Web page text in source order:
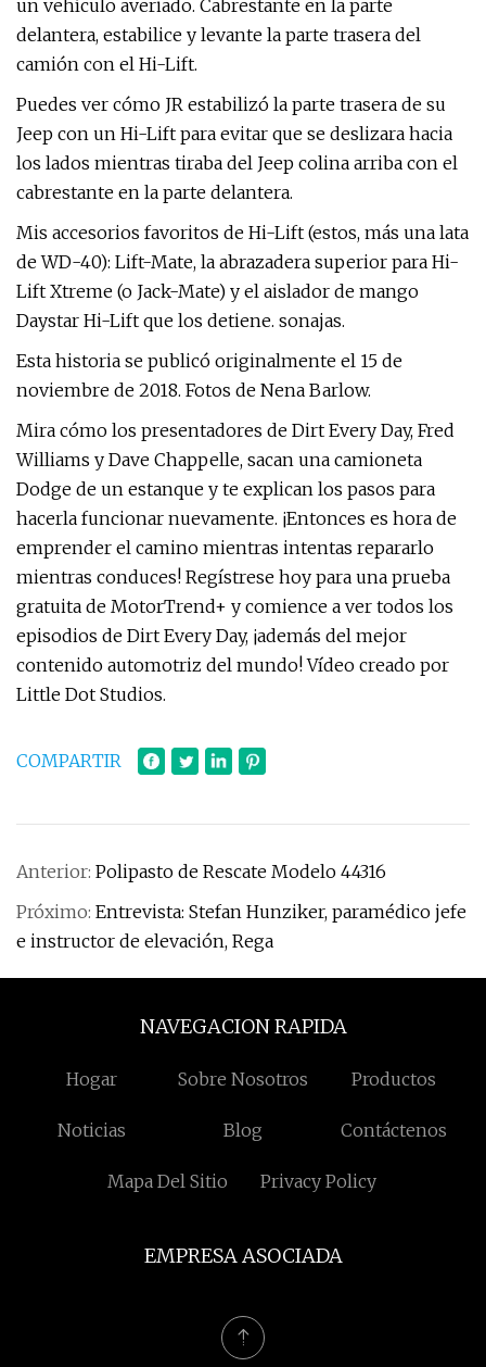
un vehículo averiado. Cabrestante en la parte
delantera, estabilice y levante la parte trasera del
camión con el Hi-Lift.
Puedes ver cómo JR estabilizó la parte trasera de su
Jeep con un Hi-Lift para evitar que se deslizara hacia
los lados mientras tiraba del Jeep colina arriba con el
cabrestante en la parte delantera.
Mis accesorios favoritos de Hi-Lift (estos, más una lata
de WD-40): Lift-Mate, la abrazadera superior para Hi-
Lift Xtreme (o Jack-Mate) y el aislador de mango
Daystar Hi-Lift que los detiene. sonajas.
Esta historia se publicó originalmente el 15 de
noviembre de 2018. Fotos de Nena Barlow.
Mira cómo los presentadores de Dirt Every Day, Fred
Williams y Dave Chappelle, sacan una camioneta
Dodge de un estanque y te explican los pasos para
hacerla funcionar nuevamente. ¡Entonces es hora de
emprender el camino mientras intentas repararlo
mientras conduces! Regístrese hoy para una prueba
gratuita de MotorTrend+ y comience a ver todos los
episodios de Dirt Every Day, ¡además del mejor
contenido automotriz del mundo! Vídeo creado por
Little Dot Studios.
COMPARTIR
Anterior: Polipasto de Rescate Modelo 44316
Próximo: Entrevista: Stefan Hunziker, paramédico jefe
e instructor de elevación, Rega
NAVEGACION RAPIDA
Hogar Sobre Nosotros Productos
Noticias Blog Contáctenos
Mapa Del Sitio Privacy Policy
EMPRESA ASOCIADA